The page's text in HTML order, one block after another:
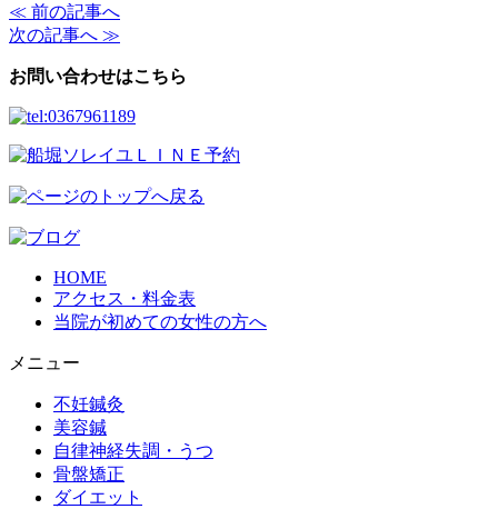
≪ 前の記事へ
次の記事へ ≫
お問い合わせはこちら
HOME
アクセス・料金表
当院が初めての女性の方へ
メニュー
不妊鍼灸
美容鍼
自律神経失調・うつ
骨盤矯正
ダイエット